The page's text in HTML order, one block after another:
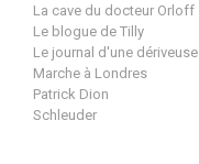
La cave du docteur Orloff
Le blogue de Tilly
Le journal d'une dériveuse
Marche à Londres
Patrick Dion
Schleuder